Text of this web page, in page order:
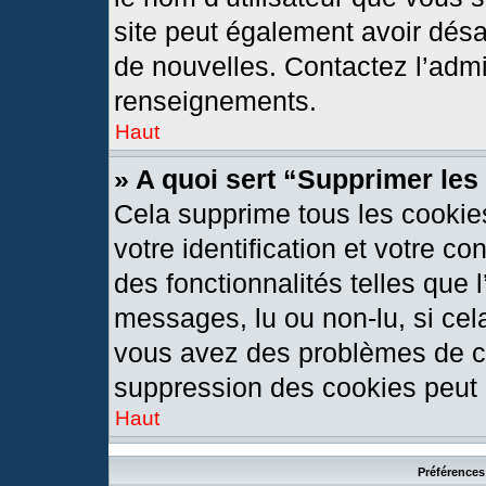
site peut également avoir
de nouvelles. Contactez
renseignements.
Haut
» A quoi sert “Supprimer
Cela supprime tous les
votre identification et votre
des fonctionnalités telles que
messages, lu ou non-lu, si
vous avez des problèmes de
suppression des cookies peut
Haut